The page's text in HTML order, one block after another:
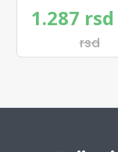
1.287 rsd
rsd